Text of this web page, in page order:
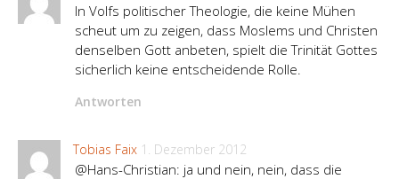
In Volfs politischer Theologie, die keine Mühen
scheut um zu zeigen, dass Moslems und Christen
denselben Gott anbeten, spielt die Trinität Gottes
sicherlich keine entscheidende Rolle.
Antworten
Tobias Faix 1. Dezember 2012
@Hans-Christian: ja und nein, nein, dass die